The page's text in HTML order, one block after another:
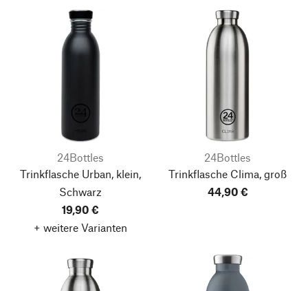
24Bottles
Trinkflasche Urban, klein,
Schwarz
19,90 €
+ weitere Varianten
24Bottles
Trinkflasche Clima, groß
44,90 €